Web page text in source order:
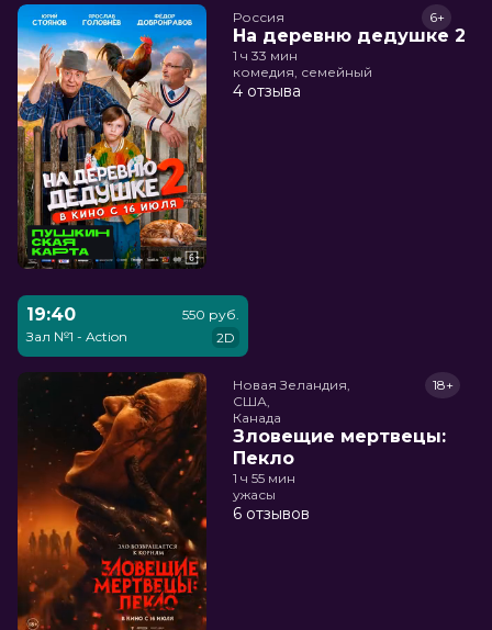
Россия
На деревню дедушке 2
6+
1 ч 33 мин
комедия, семейный
4 отзыва
19:40
Зал №1 - Action
550 руб.
2D
Новая Зеландия,
США,
Канада
Зловещие мертвецы:
Пекло
18+
1 ч 55 мин
ужасы
6 отзывов